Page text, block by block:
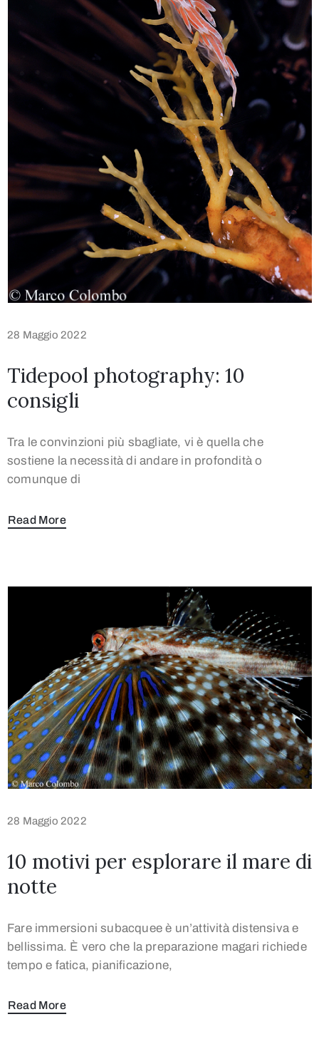
28 Maggio 2022
Tidepool photography: 10
consigli
Tra le convinzioni più sbagliate, vi è quella che
sostiene la necessità di andare in profondità o
comunque di
Read More
28 Maggio 2022
10 motivi per esplorare il mare di
notte
Fare immersioni subacquee è un’attività distensiva e
bellissima. È vero che la preparazione magari richiede
tempo e fatica, pianificazione,
Read More